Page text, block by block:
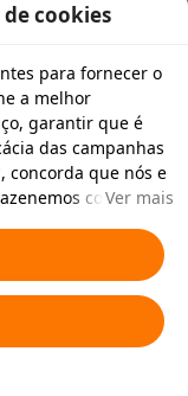
cookies
para fornecer o
a melhor
garantir que é
das campanhas
concorda que nós e
cookies e
os cookies não
que pretende
cookies" abaixo
de privacidade.
Política relativa
Ver mais